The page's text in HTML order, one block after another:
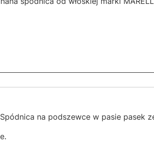
na podszewce w pasie pasek